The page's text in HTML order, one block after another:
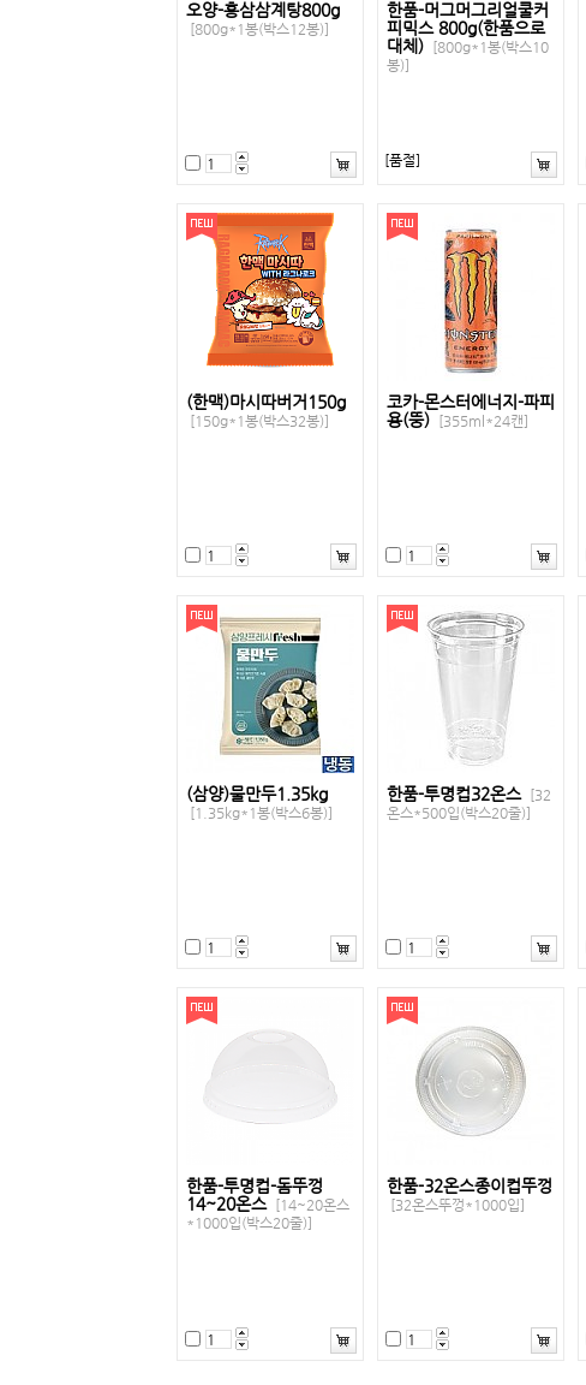
오양-홍삼삼계탕800g
[800g*1봉(박스12봉)]
한품-머그머그리얼쿨커
피믹스 800g(한품으로
대체)
[800g*1봉(박스10
봉)]
[품절]
(한맥)마시따버거150g
[150g*1봉(박스32봉)]
코카-몬스터에너지-파피
용(뚱)
[355ml*24캔]
(삼양)물만두1.35kg
[1.35kg*1봉(박스6봉)]
한품-투명컵32온스 [32
온스*500입(박스20줄)]
한품-투명컵-돔뚜껑
14~20온스 [14~20온스
*1000입(박스20줄)]
한품-32온스종이컵뚜껑
[32온스뚜껑*1000입]